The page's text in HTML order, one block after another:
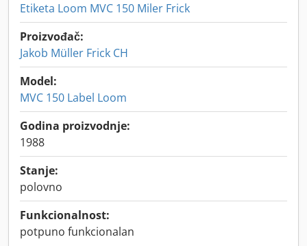
Etiketa Loom MVC 150 Miler Frick
Proizvođač:
Jakob Müller Frick CH
Model:
MVC 150 Label Loom
Godina proizvodnje:
1988
Stanje:
polovno
Funkcionalnost:
potpuno funkcionalan